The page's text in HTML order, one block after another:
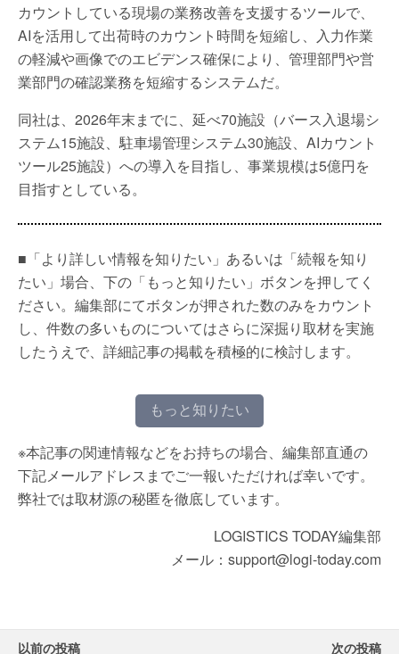
カウントしている現場の業務改善を支援するツールで、
AIを活用して出荷時のカウント時間を短縮し、入力作業
の軽減や画像でのエビデンス確保により、管理部門や営
業部門の確認業務を短縮するシステムだ。
同社は、2026年末までに、延べ70施設（バース入退場シ
ステム15施設、駐車場管理システム30施設、AIカウント
ツール25施設）への導入を目指し、事業規模は5億円を
目指すとしている。
■「より詳しい情報を知りたい」あるいは「続報を知り
たい」場合、下の「もっと知りたい」ボタンを押してく
ださい。編集部にてボタンが押された数のみをカウント
し、件数の多いものについてはさらに深掘り取材を実施
したうえで、詳細記事の掲載を積極的に検討します。
もっと知りたい
※本記事の関連情報などをお持ちの場合、編集部直通の
下記メールアドレスまでご一報いただければ幸いです。
弊社では取材源の秘匿を徹底しています。
LOGISTICS TODAY編集部
メール：support@logi-today.com
以前の投稿 次の投稿